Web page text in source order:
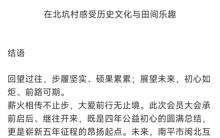
在北坑村感受历史文化与田间乐趣
结语
回望过往，步履坚实、硕果累累；展望未来，初心如
炬、前路可期。
薪火相传不止步，大爱前行无止境。此次会员大会承
前启后、继往开来，既是四年公益初心的圆满总结，
更是崭新五年征程的昂扬起点。未来，南平市闽北互